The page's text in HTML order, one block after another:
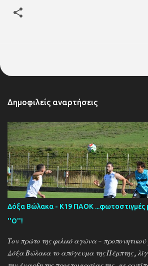
Δημοφιλείς αναρτήσεις
Δόξα Βώλακα - Κ19 ΠΑΟΚ ...φωτοστιγμές
''Ο''!
Τον πρώτο της φιλικό αγώνα -
Δόξα Βώλακα το απόγευμα της Πέμπτης ,